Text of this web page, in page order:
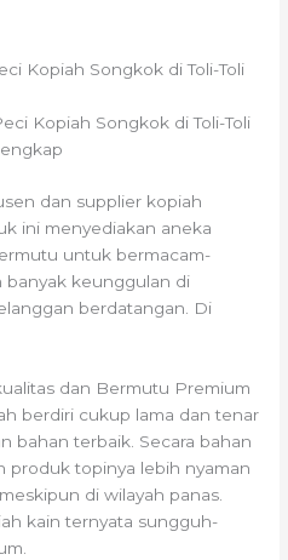
Kopiah Songkok di Toli-Toli
dan supplier kopiah
ini menyediakan aneka
untuk bermacam-
banyak keunggulan di
berdatangan. Di
dan Bermutu Premium
berdiri cukup lama dan tenar
bahan terbaik. Secara bahan
produk topinya lebih nyaman
di wilayah panas.
kain ternyata sungguh-